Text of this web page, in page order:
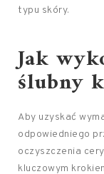
typu skóry.
Jak
ślubny
Aby uzyskać
odpowiedniego
oczyszczenia
kluczowym